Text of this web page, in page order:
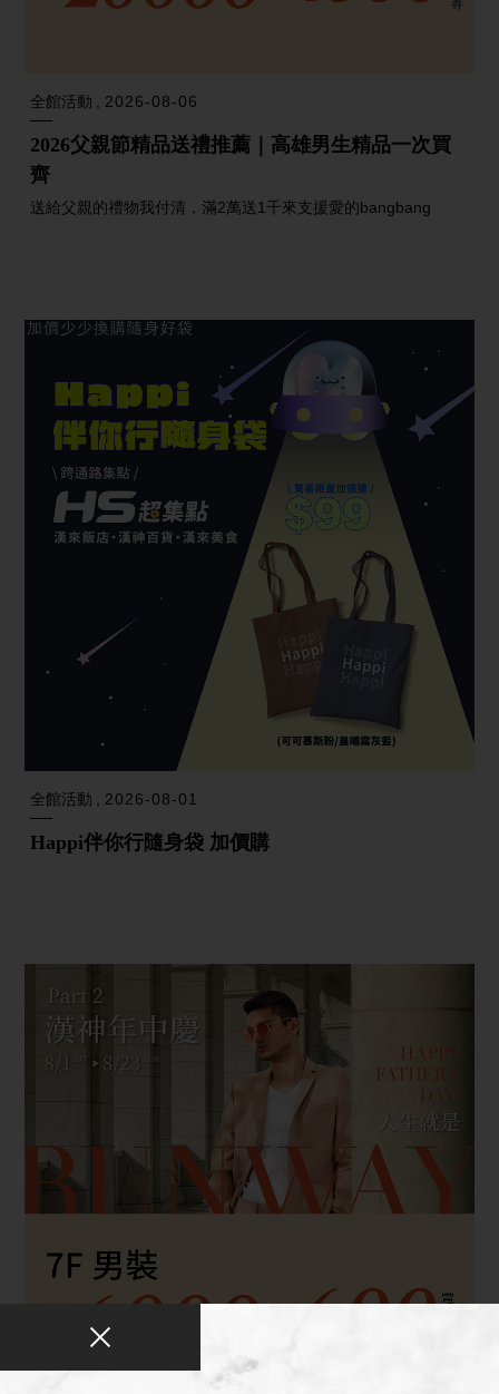
全館活動 2026-08-06
2026父親節精品送禮推薦｜高雄男生精品一次買
齊
送給父親的禮物我付清，滿2萬送1千來支援愛的bangbang
加價少少換購隨身好袋
全館活動 2026-08-01
Happi伴你行隨身袋 加價購